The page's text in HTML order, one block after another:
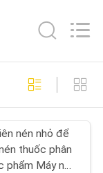
machine sản
nén nhỏ để
thuốc phân
Máy nén